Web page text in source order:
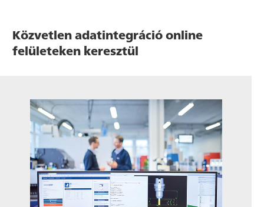
Közvetlen adatintegráció online
felületeken keresztül